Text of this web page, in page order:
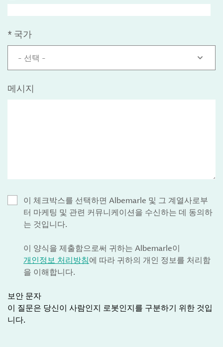
* 국가
- 선택 -
메시지
이 체크박스를 선택하면 Albemarle 및 그 계열사로부
터 마케팅 및 관련 커뮤니케이션을 수신하는 데 동의하
는 것입니다.
이 양식을 제출함으로써 귀하는 Albemarle이
개인정보 처리방침에 따라 귀하의 개인 정보를 처리함
을 이해합니다.
보안 문자
이 질문은 당신이 사람인지 로봇인지를 구분하기 위한 것입
니다.